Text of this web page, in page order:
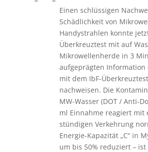
Einen schlüssigen
Schädlichkeit von
Handystrahlen konnte
Überkreuztest mit auf
Mikrowellenherde in 3
aufgeprägten Information
mit dem IbF-Überkreuztest
nachweisen. Die
MW-Wasser (DOT / Anti-
ml Einnahme reagiert mit
stündigen Verkehrung
Energie-Kapazität „C“ in
um bis 50% reduziert – ist